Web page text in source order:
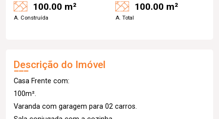
100.00 m²
A. Construída
100.00 m²
A. Total
Descrição do Imóvel
Casa Frente com:
100m².
Varanda com garagem para 02 carros.